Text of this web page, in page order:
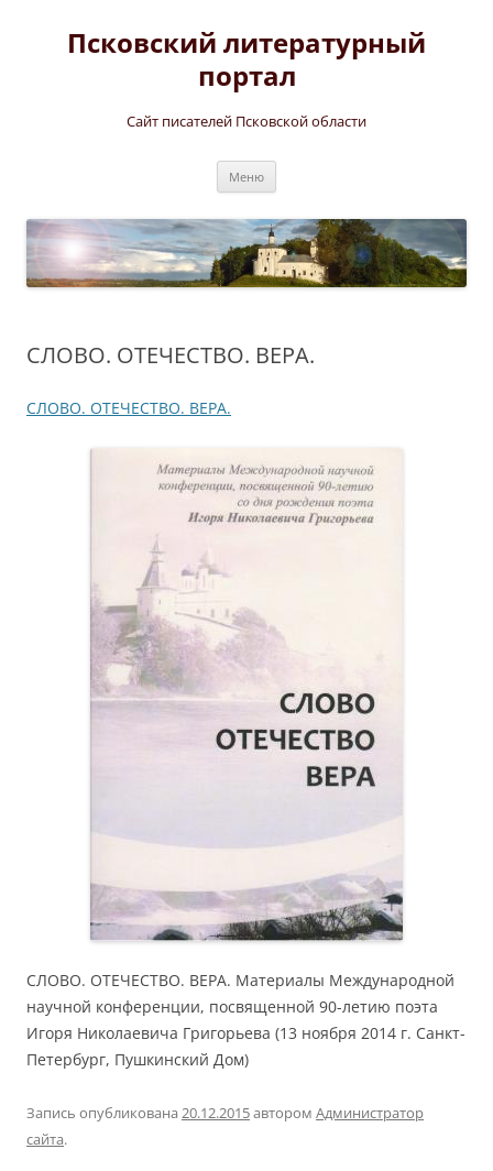
содержимому
Псковский литературный
портал
Сайт писателей Псковской области
Меню
СЛОВО. ОТЕЧЕСТВО. ВЕРА.
СЛОВО. ОТЕЧЕСТВО. ВЕРА.
СЛОВО. ОТЕЧЕСТВО. ВЕРА. Материалы Международной
научной конференции, посвященной 90-летию поэта
Игоря Николаевича Григорьева (13 ноября 2014 г. Санкт-
Петербург, Пушкинский Дом)
Запись опубликована 20.12.2015автором Администратор
сайта.